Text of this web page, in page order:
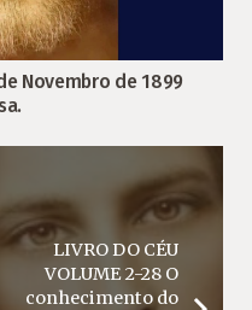
de Novembro de 1899
LIVRO DO CÉU
VOLUME 2-28 O
conhecimento do